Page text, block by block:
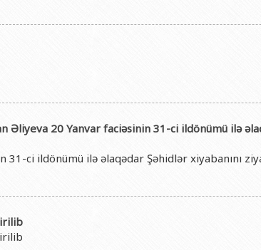
20 Yanvar faciəsinin 31-ci ildönümü ilə
ci ildönümü ilə əlaqədar Şəhidlər xiyabanını